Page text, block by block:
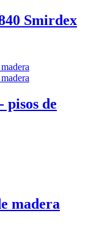
Smirdex
de
madera